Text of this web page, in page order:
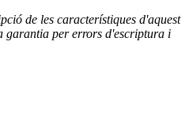
de les característiques d'aquest
garantia per errors d'escriptura i